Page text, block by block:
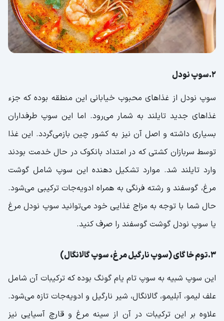
2.سوپ نودل
سوپ نودل از غذاهای محبوب خیابانی این منطقه بوده که جزء
غذاهای جدید تایلند به شمار می‌رود. اما این سوپ طرفداران
بسیاری داشته و اصل آن نیز به کشور چین بازمی‌گردد. این غذا
توسط سربازان کشتی که در امتداد بانکوک در حال خدمت بودند
وارد تایلند شد. موارد تشکیل دهنده این سوپ شامل گوشت
مرغ، گوسفند و رشته فرنگی به ‌همراه ادویه‌جات ترکیبی می‌شود.
حال شما با توجه به مزاج غذایی خود می‌توانید سوپ نودل مرغ
یا سوپ نودل گوشت گوسفند را صرف کنید.
3.توم خا گای (سوپ نارگیل مرغ، سوپ گالانگال)
این سوپ شبیه به سوپ تام یام گونگ بوده که ترکیبات آن شامل
علف لیمو، آبلیمو، گالانگال، شیر نارگیل و ادویه‌جات تازه می‌شود.
علاوه ‌بر این ترکیبات در آن از سینه مرغ و قارچ آسیایی نیز